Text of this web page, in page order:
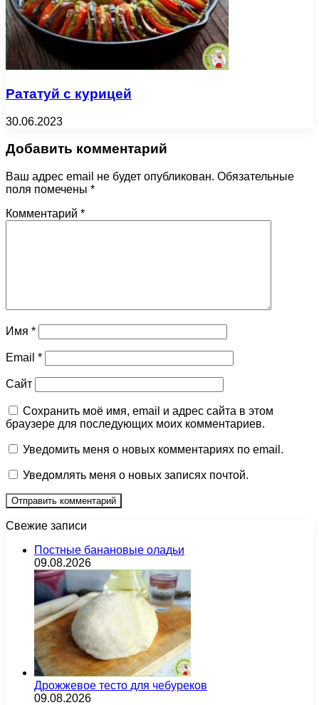
Рататуй с курицей
30.06.2023
Добавить комментарий
Ваш адрес email не будет опубликован. Обязательные
поля помечены *
Комментарий *
Имя *
Email *
Сайт
Сохранить моё имя, email и адрес сайта в этом
браузере для последующих моих комментариев.
Уведомить меня о новых комментариях по email.
Уведомлять меня о новых записях почтой.
Свежие записи
Постные банановые оладьи
09.08.2026
Дрожжевое тесто для чебуреков
09.08.2026